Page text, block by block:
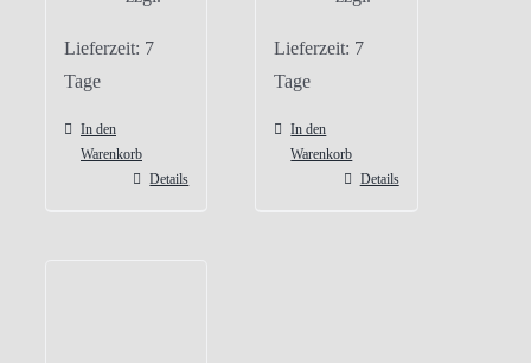
Lieferzeit: 7
Tage
In den
Warenkorb
Details
Lieferzeit: 7
Tage
In den
Warenkorb
Details